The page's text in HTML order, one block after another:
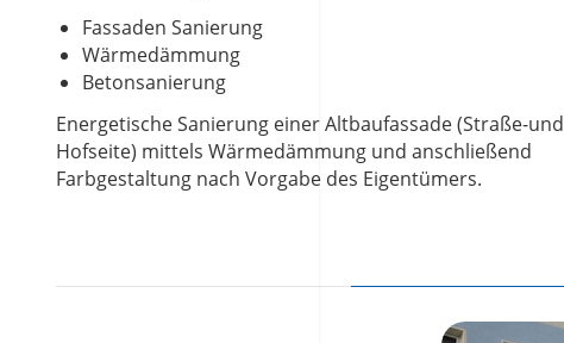
Fassaden Sanierung
Wärmedämmung
Betonsanierung
Energetische Sanierung einer Altbaufassade (Straße-und
Hofseite) mittels Wärmedämmung und anschließend
Farbgestaltung nach Vorgabe des Eigentümers.